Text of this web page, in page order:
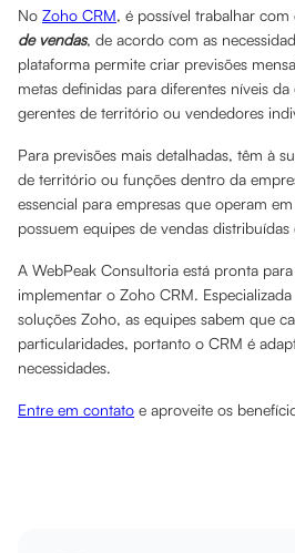
No Zoho CRM, é possível trabalhar
de vendas, de acordo com as
plataforma permite criar previsões
metas definidas para diferentes níveis
gerentes de território ou vendedores
Para previsões mais detalhadas, têm à
de território ou funções dentro da
essencial para empresas que operam
possuem equipes de vendas distribuídas
A WebPeak Consultoria está pronta
implementar o Zoho CRM.
soluções Zoho, as equipes sabem que
particularidades, portanto o CRM é
necessidades.
Entre em contato e aproveite os